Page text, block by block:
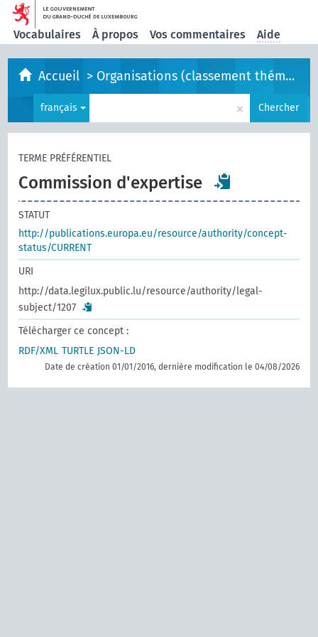
Vocabulaires À propos Vos commentaires Aide
Accueil > Organisations (classement thématique)
français × Chercher
TERME PRÉFÉRENTIEL
Commission d'expertise
STATUT
http://publications.europa.eu/resource/authority/concept-
status/CURRENT
URI
http://data.legilux.public.lu/resource/authority/legal-
subject/1207
Télécharger ce concept :
RDF/XML TURTLE JSON-LD
Date de création 01/01/2016, dernière modification le 04/08/2026